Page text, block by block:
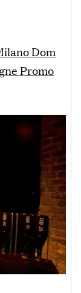
Dom
Promo